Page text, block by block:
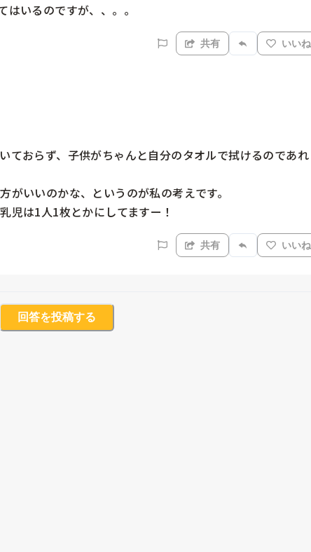
はいるのですが、、。。
共有 いいね
ておらず、子供がちゃんと自分のタオルで拭けるのであれ
いいのかな、というのが私の考えです。
児は1人1枚とかにしてますー！
共有 いいね
回答を投稿する